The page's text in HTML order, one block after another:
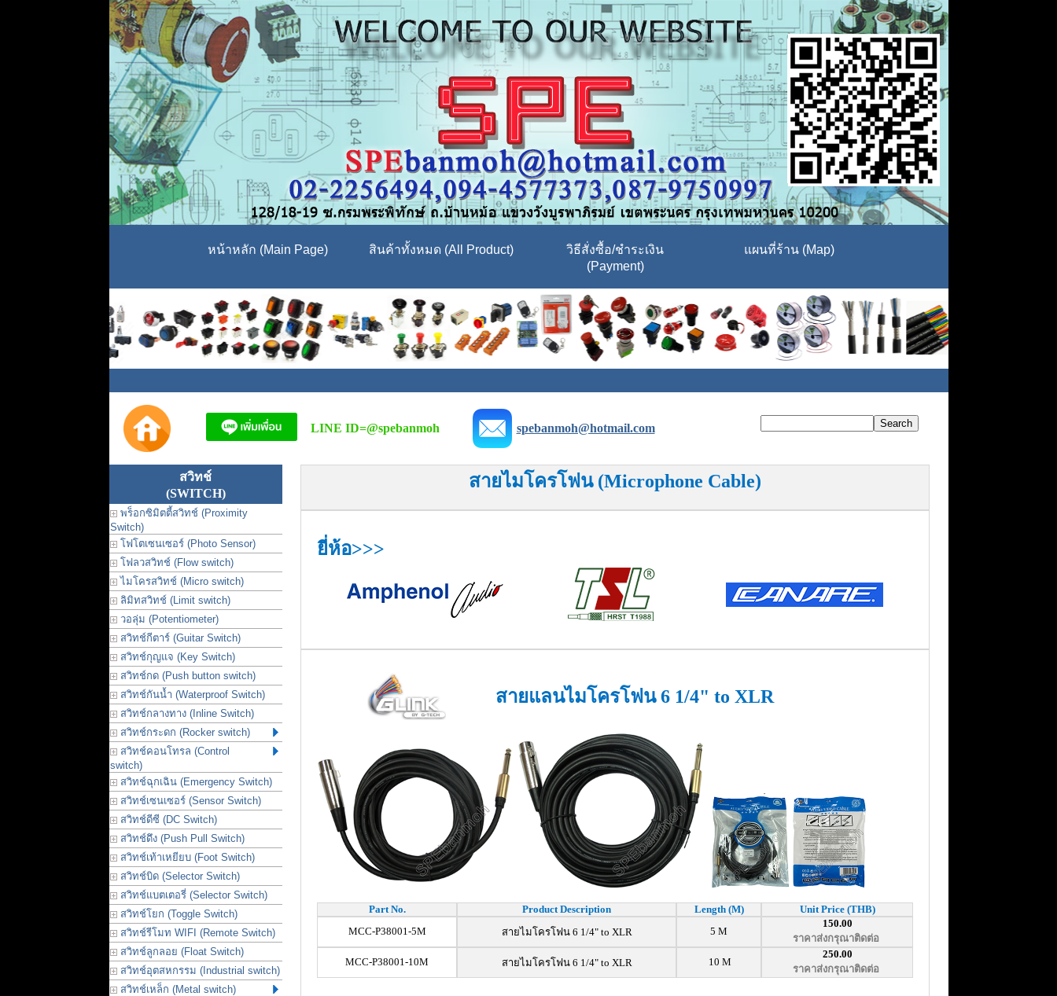
หน้าหลัก (Main Page) สินค้าทั้งหมด (All Product)
วิธีสั่งซื้อ/ชำระเงิน
(Payment)
แผนที่ร้าน (Map)
LINE ID=@spebanmoh spebanmoh@hotmail.com
สวิทช์
(SWITCH)
พร็อกซิมิตตี้สวิทช์ (Proximity
Switch)
โฟโตเซนเซอร์ (Photo Sensor)
โฟลวสวิทช์ (Flow switch)
ไมโครสวิทช์ (Micro switch)
ลิมิทสวิทช์ (Limit switch)
วอลุ่ม (Potentiometer)
สวิทช์กีตาร์ (Guitar Switch)
สวิทช์กุญแจ (Key Switch)
สวิทช์กด (Push button switch)
สวิทช์กันน้ำ (Waterproof Switch)
สวิทช์กลางทาง (Inline Switch)
สวิทช์กระดก (Rocker switch)
สวิทช์คอนโทรล (Control
switch)
สวิทช์ฉุกเฉิน (Emergency Switch)
สวิทช์เซนเซอร์ (Sensor Switch)
สวิทช์ดีซี (DC Switch)
สวิทช์ดึง (Push Pull Switch)
สวิทช์เท้าเหยียบ (Foot Switch)
สวิทช์บิด (Selector Switch)
สวิทช์แบตเตอรี่ (Selector Switch)
สวิทช์โยก (Toggle Switch)
สวิทช์รีโมท WIFI (Remote Switch)
สวิทช์ลูกลอย (Float Switch)
สวิทช์อุตสหกรรม (Industrial switch)
สวิทช์เหล็ก (Metal switch)
สายไมโครโฟน (Microphone Cable)
ยี่ห้อ>>>
สายแลนไมโครโฟน 6 1/4" to XLR
Part No. Product Description Length (M)
Unit Price (THB)
MCC-P38001-5M
สายไมโครโฟน 6 1/4" to XLR 5 M
150.00
ราคาส่งกรุณาติดต่อ
MCC-P38001-10M
สายไมโครโฟน 6 1/4" to XLR 10 M
250.00
ราคาส่งกรุณาติดต่อ